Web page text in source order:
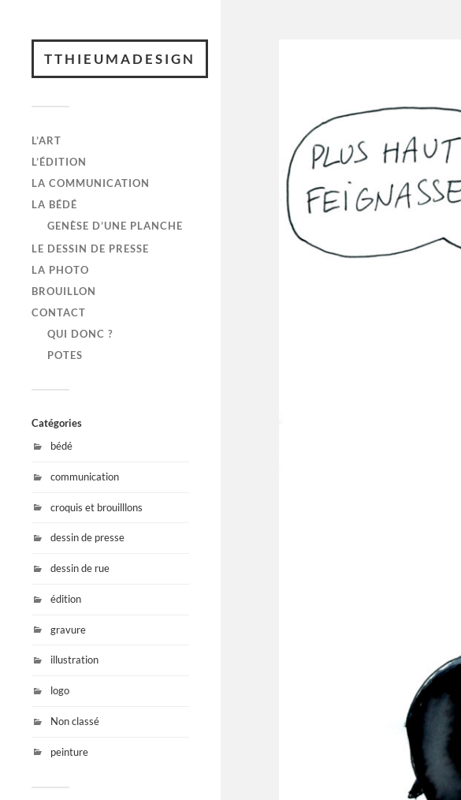
TTHIEUMADESIGN
L’ART
L’ÉDITION
LA COMMUNICATION
LA BÉDÉ
GENÈSE D’UNE PLANCHE
LE DESSIN DE PRESSE
LA PHOTO
BROUILLON
CONTACT
QUI DONC ?
POTES
Catégories
bédé
communication
croquis et brouilllons
dessin de presse
dessin de rue
édition
gravure
illustration
logo
Non classé
peinture